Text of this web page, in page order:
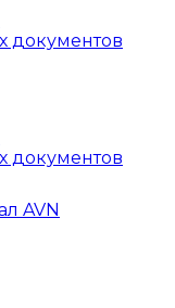
документов
документов
AVN